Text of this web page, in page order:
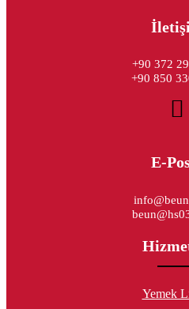
+90 372
+90 850
E-
Yemek